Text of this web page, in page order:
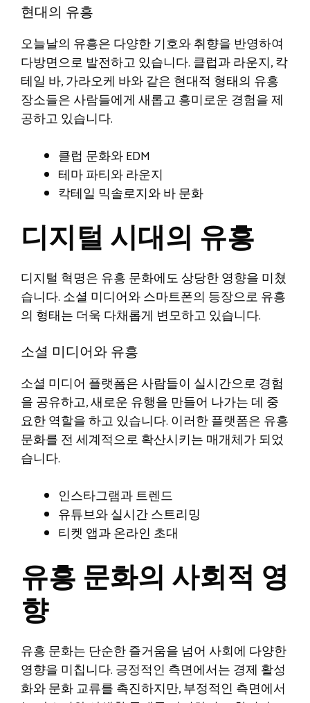
현대의 유흥
오늘날의 유흥은 다양한 기호와 취향을 반영하여
다방면으로 발전하고 있습니다. 클럽과 라운지, 칵
테일 바, 가라오케 바와 같은 현대적 형태의 유흥
장소들은 사람들에게 새롭고 흥미로운 경험을 제
공하고 있습니다.
클럽 문화와 EDM
테마 파티와 라운지
칵테일 믹솔로지와 바 문화
디지털 시대의 유흥
디지털 혁명은 유흥 문화에도 상당한 영향을 미쳤
습니다. 소셜 미디어와 스마트폰의 등장으로 유흥
의 형태는 더욱 다채롭게 변모하고 있습니다.
소셜 미디어와 유흥
소셜 미디어 플랫폼은 사람들이 실시간으로 경험
을 공유하고, 새로운 유행을 만들어 나가는 데 중
요한 역할을 하고 있습니다. 이러한 플랫폼은 유흥
문화를 전 세계적으로 확산시키는 매개체가 되었
습니다.
인스타그램과 트렌드
유튜브와 실시간 스트리밍
티켓 앱과 온라인 초대
유흥 문화의 사회적 영
향
유흥 문화는 단순한 즐거움을 넘어 사회에 다양한
영향을 미칩니다. 긍정적인 측면에서는 경제 활성
화와 문화 교류를 촉진하지만, 부정적인 측면에서